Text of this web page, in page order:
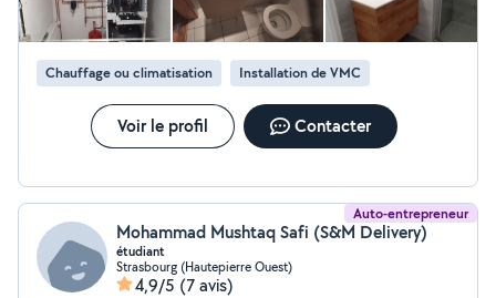
Chauffage ou climatisation Installation de VMC
Voir le profil Contacter
Auto-entrepreneur
Mohammad Mushtaq Safi (S&M Delivery)
étudiant
Strasbourg (Hautepierre Ouest)
4,9/5 (7 avis)